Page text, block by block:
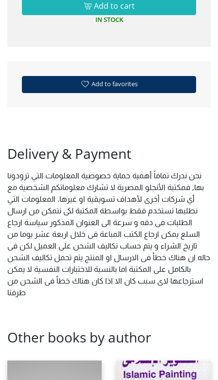
Add to cart
IN STOCK
Add to favorites
Delivery & Payment
نحن ندرك تماماً أهمية حماية خصوصية المعلومات التي تزودونا
بها, فمكتبة الأنجلو المصرية لا تشارك معلوماتكم الشخصية مع
أي شركات أخرى لأهداف تسويقية او غيرها. المعلومات التي
نطلبها تستخدم فقط بواسطة المكتبة لكى نتمكن من ارسال
الطلبات فى دقه و سرعة الى العنوان المذكور سياسة ارجاع
السلع يمكن ارجاع الكتب المباعة فى خلال اربعة عشر يوما من
تاريخ الشراء و يتم حساب تكاليف الشحن على العميل لكن فى
حاله ان هناك خطأ فى الارسال او المنتج يتم تحمل تكاليف الشحن
بالكامل على المكتبة اما بالنسبة للاختبارات النفسية لا يمكن
استرجاعها لاى سبب كان الا اذا كان هناك خطأ فى الشحن من
طرفنا
Other books by author